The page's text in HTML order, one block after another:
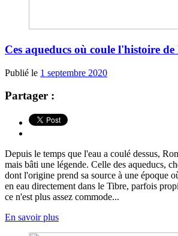
Ces aqueducs où coule l'histoire de
Publié le 1 septembre 2020
Partager :
Depuis le temps que l'eau a coulé dessus,
mais bâti une légende. Celle des aqueducs,
dont l'origine prend sa source à une époque
en eau directement dans le Tibre, parfois
ce n'est plus assez commode...
En savoir plus